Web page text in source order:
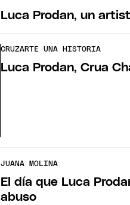
Luca Prodan, un
CRUZARTE UNA HISTORIA
Luca Prodan, Crua
JUANA MOLINA
El día que Luca
abuso